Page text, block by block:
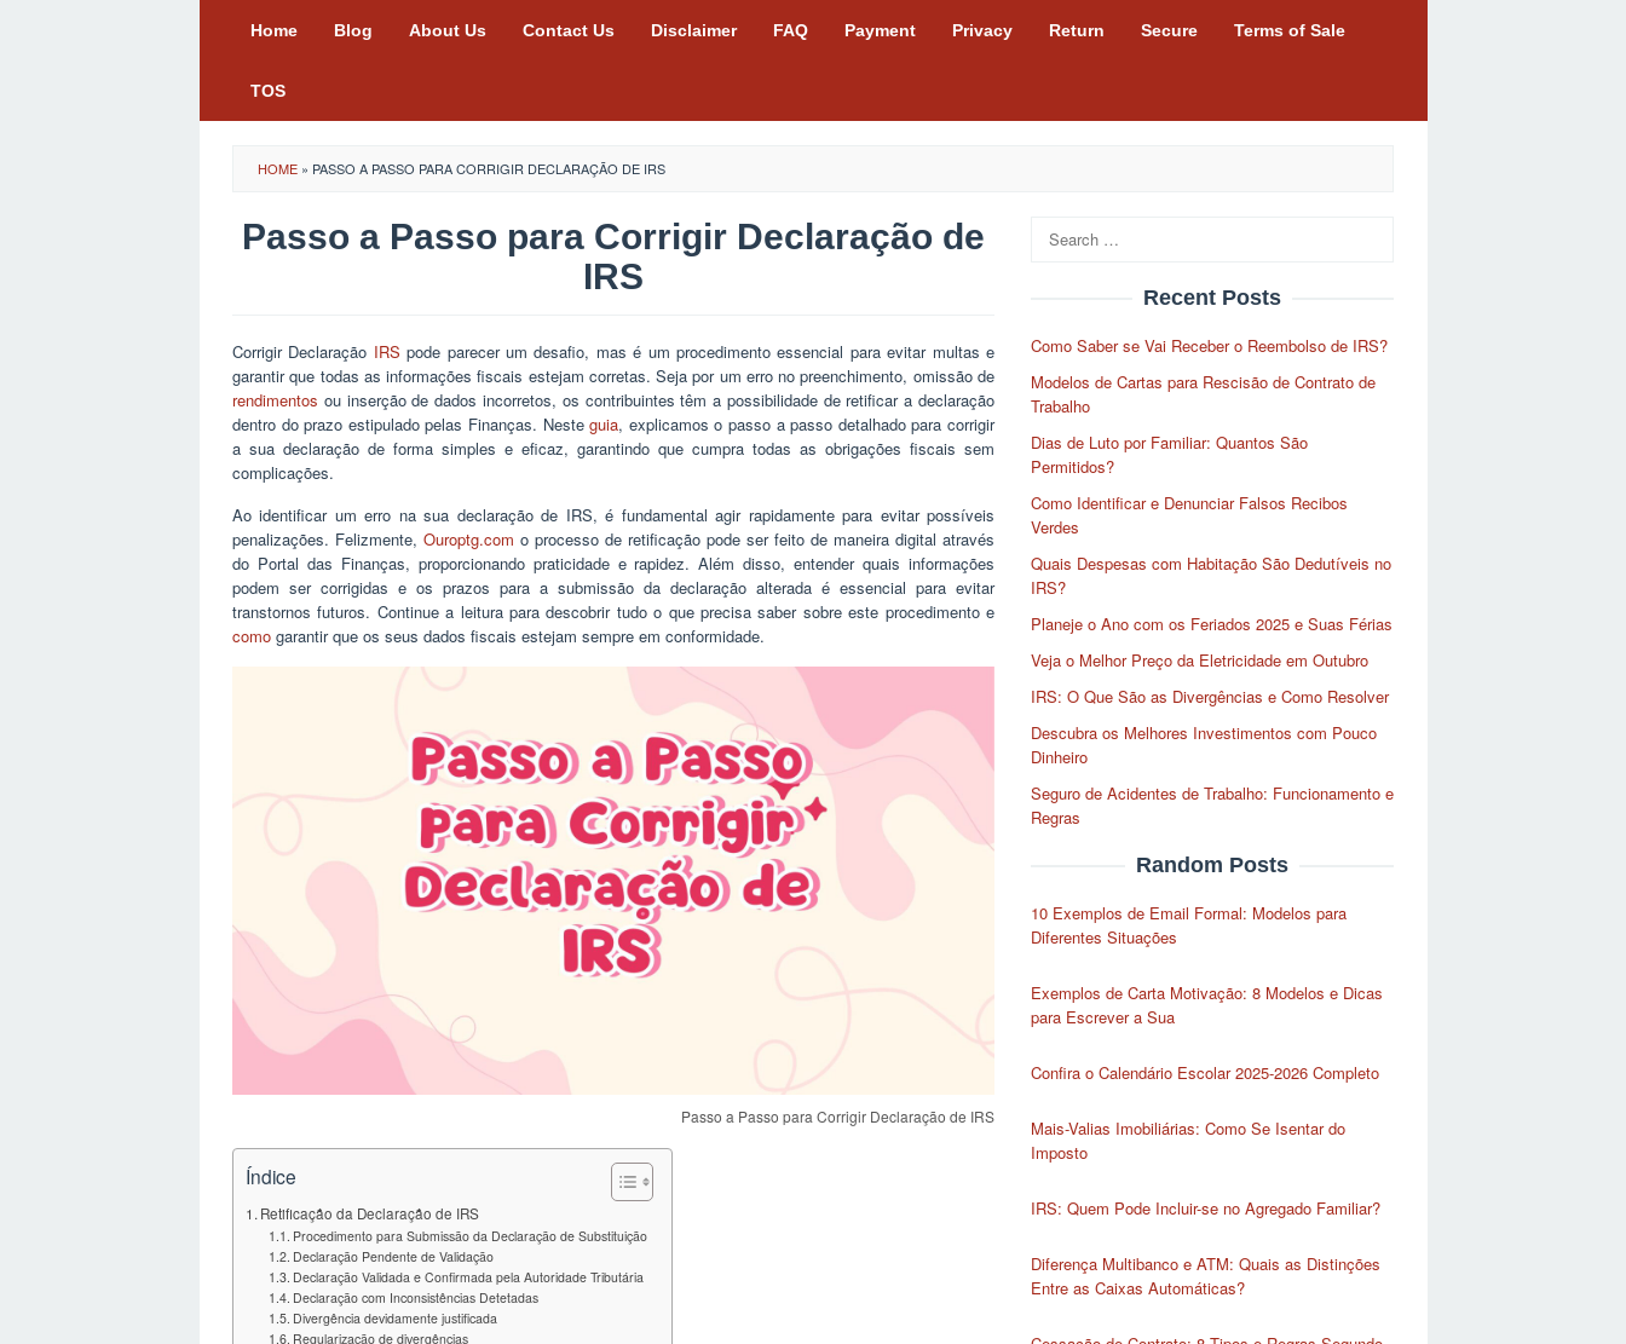
Home Blog About Us Contact Us Disclaimer FAQ Payment Privacy Return Secure Terms of Sale
TOS
HOME » PASSO A PASSO PARA CORRIGIR DECLARAÇÃO DE IRS
Passo a Passo para Corrigir Declaração de
IRS
Corrigir Declaração IRS pode parecer um desafio, mas é um procedimento essencial para evitar multas e
garantir que todas as informações fiscais estejam corretas. Seja por um erro no preenchimento, omissão de
rendimentos ou inserção de dados incorretos, os contribuintes têm a possibilidade de retificar a declaração
dentro do prazo estipulado pelas Finanças. Nesteguia, explicamos o passo a passo detalhado para corrigir
a sua declaração de forma simples e eficaz, garantindo que cumpra todas as obrigações fiscais sem
complicações.
Ao identificar um erro na sua declaração de IRS, é fundamental agir rapidamente para evitar possíveis
penalizações. Felizmente, Ouroptg.com o processo de retificação pode ser feito de maneira digital através
do Portal das Finanças, proporcionando praticidade e rapidez. Além disso, entender quais informações
podem ser corrigidas e os prazos para a submissão da declaração alterada é essencial para evitar
transtornos futuros. Continue a leitura para descobrir tudo o que precisa saber sobre este procedimento e
como garantir que os seus dados fiscais estejam sempre em conformidade.
Passo a Passo para Corrigir Declaração de IRS
Índice
Retificação da Declaração de IRS
Procedimento para Submissão da Declaração de Substituição
Declaração Pendente de Validação
Declaração Validada e Confirmada pela Autoridade Tributária
Declaração com Inconsistências Detetadas
Divergência devidamente justificada
Regularização de divergências
Search
for:
Recent Posts
Como Saber se Vai Receber o Reembolso de IRS?
Modelos de Cartas para Rescisão de Contrato de
Trabalho
Dias de Luto por Familiar: Quantos São
Permitidos?
Como Identificar e Denunciar Falsos Recibos
Verdes
Quais Despesas com Habitação São Dedutíveis no
IRS?
Planeje o Ano com os Feriados 2025 e Suas Férias
Veja o Melhor Preço da Eletricidade em Outubro
IRS: O Que São as Divergências e Como Resolver
Descubra os Melhores Investimentos com Pouco
Dinheiro
Seguro de Acidentes de Trabalho: Funcionamento e
Regras
Random Posts
10 Exemplos de Email Formal: Modelos para
Diferentes Situações
Exemplos de Carta Motivação: 8 Modelos e Dicas
para Escrever a Sua
Confira o Calendário Escolar 2025-2026 Completo
Mais-Valias Imobiliárias: Como Se Isentar do
Imposto
IRS: Quem Pode Incluir-se no Agregado Familiar?
Diferença Multibanco e ATM: Quais as Distinções
Entre as Caixas Automáticas?